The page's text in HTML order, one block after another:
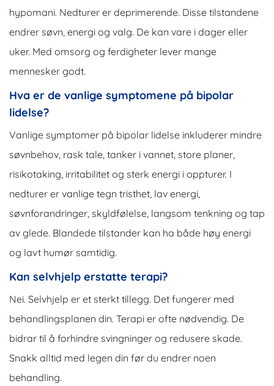
hypomani. Nedturer er deprimerende. Disse tilstandene
endrer søvn, energi og valg. De kan vare i dager eller
uker. Med omsorg og ferdigheter lever mange
mennesker godt.
Hva er de vanlige symptomene på bipolar
lidelse?
Vanlige symptomer på bipolar lidelse inkluderer mindre
søvnbehov, rask tale, tanker i vannet, store planer,
risikotaking, irritabilitet og sterk energi i oppturer. I
nedturer er vanlige tegn tristhet, lav energi,
søvnforandringer, skyldfølelse, langsom tenkning og tap
av glede. Blandede tilstander kan ha både høy energi
og lavt humør samtidig.
Kan selvhjelp erstatte terapi?
Nei. Selvhjelp er et sterkt tillegg. Det fungerer med
behandlingsplanen din. Terapi er ofte nødvendig. De
bidrar til å forhindre svingninger og redusere skade.
Snakk alltid med legen din før du endrer noen
behandling.